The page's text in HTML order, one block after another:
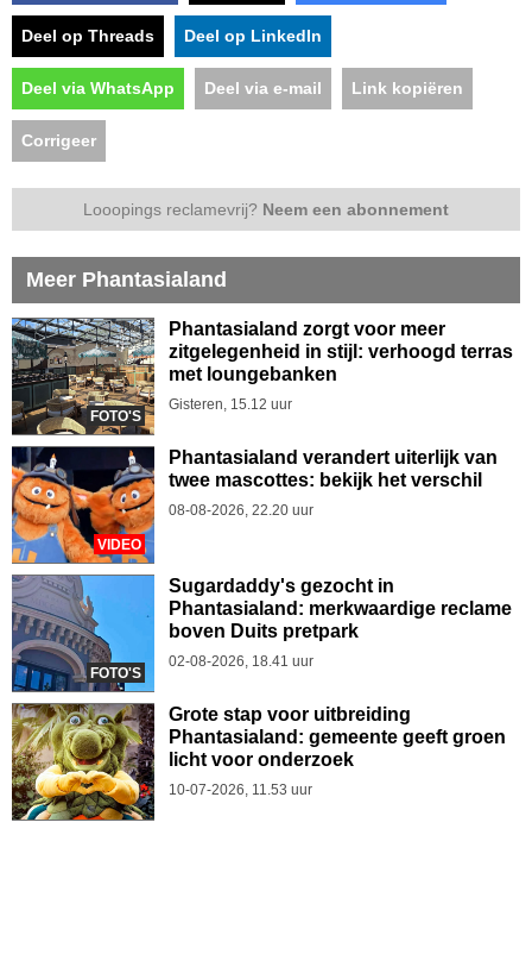
Deel op Threads Deel op LinkedIn
Deel via WhatsApp Deel via e-mail Link kopiëren
Corrigeer
Looopings reclamevrij? Neem een abonnement
Meer Phantasialand
FOTO'S
Phantasialand zorgt voor meer
zitgelegenheid in stijl: verhoogd terras
met loungebanken
Gisteren, 15.12 uur
VIDEO
Phantasialand verandert uiterlijk van
twee mascottes: bekijk het verschil
08-08-2026, 22.20 uur
FOTO'S
Sugardaddy's gezocht in
Phantasialand: merkwaardige reclame
boven Duits pretpark
02-08-2026, 18.41 uur
Grote stap voor uitbreiding
Phantasialand: gemeente geeft groen
licht voor onderzoek
10-07-2026, 11.53 uur